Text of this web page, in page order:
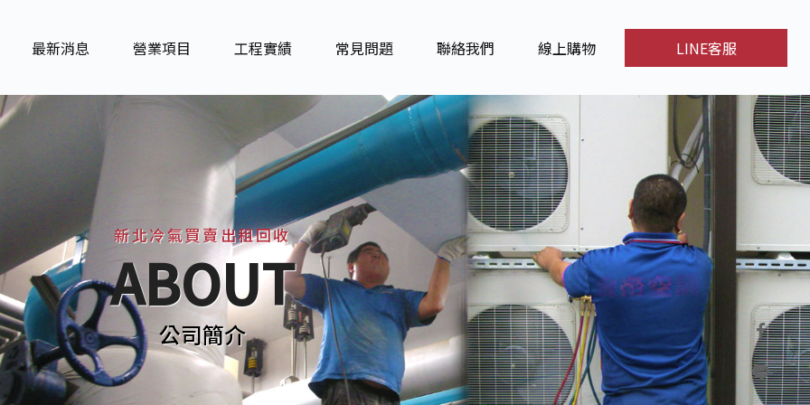
最新消息 營業項目 工程實績 常見問題 聯絡我們 線上購物 LINE客服
新北冷氣買賣出租回收
ABOUT
公司簡介